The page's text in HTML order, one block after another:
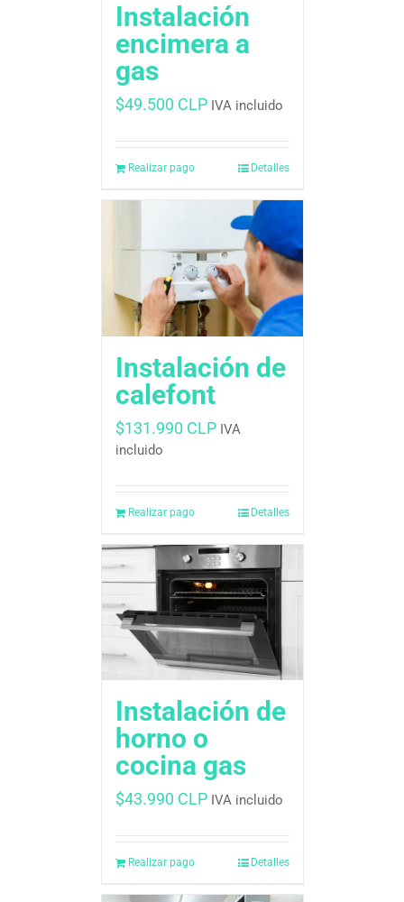
Instalación
encimera a
gas
$49.500 CLP IVA incluido
Realizar pago Detalles
Instalación de
calefont
$131.990 CLP IVA
incluido
Realizar pago Detalles
Instalación de
horno o
cocina gas
$43.990 CLP IVA incluido
Realizar pago Detalles